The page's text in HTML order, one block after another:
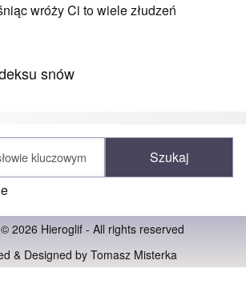
wróży Ci to wiele złudzeń
snów
2026 Hieroglif - All rights reserved
& Designed byTomasz Misterka